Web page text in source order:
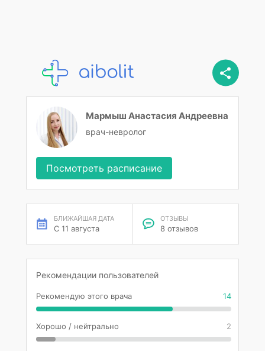
Мармыш Анастасия Андреевна
врач-невролог
Посмотреть расписание
БЛИЖАЙШАЯ ДАТА
С 11 августа
ОТЗЫВЫ
8 отзывов
Рекомендации пользователей
Рекомендую этого врача 14
Хорошо / нейтрально 2